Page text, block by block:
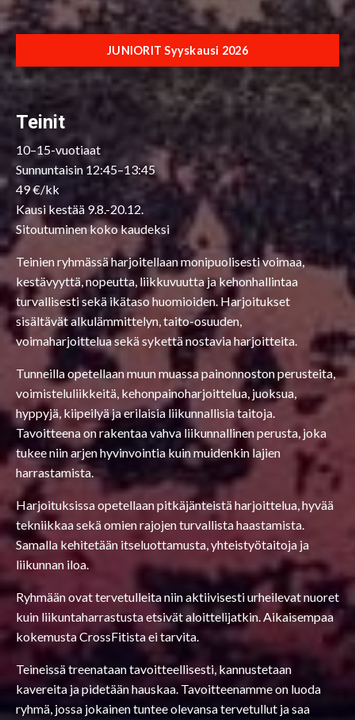
JUNIORIT Syyskausi 2026
Teinit
10–15-vuotiaat
Sunnuntaisin 12:45–13:45
49 €/kk
Kausi kestää 9.8.-20.12.
Sitoutuminen koko kaudeksi
Teinien ryhmässä harjoitellaan monipuolisesti voimaa,
kestävyyttä, nopeutta, liikkuvuutta ja kehonhallintaa
turvallisesti sekä ikätaso huomioiden. Harjoitukset
sisältävät alkulämmittelyn, taito-osuuden,
voimaharjoittelua sekä sykettä nostavia harjoitteita.
Tunneilla opetellaan muun muassa painonnoston perusteita,
voimisteluliikkeitä, kehonpainoharjoittelua, juoksua,
hyppyjä, kiipeilyä ja erilaisia liikunnallisia taitoja.
Tavoitteena on rakentaa vahva liikunnallinen perusta, joka
tukee niin arjen hyvinvointia kuin muidenkin lajien
harrastamista.
Harjoituksissa opetellaan pitkäjänteistä harjoittelua, hyvää
tekniikkaa sekä omien rajojen turvallista haastamista.
Samalla kehitetään itseluottamusta, yhteistyötaitoja ja
liikunnan iloa.
Ryhmään ovat tervetulleita niin aktiivisesti urheilevat nuoret
kuin liikuntaharrastusta etsivät aloittelijatkin. Aikaisempaa
kokemusta CrossFitista ei tarvita.
Teineissä treenataan tavoitteellisesti, kannustetaan
kavereita ja pidetään hauskaa. Tavoitteenamme on luoda
ryhmä, jossa jokainen tuntee olevansa tervetullut ja saa